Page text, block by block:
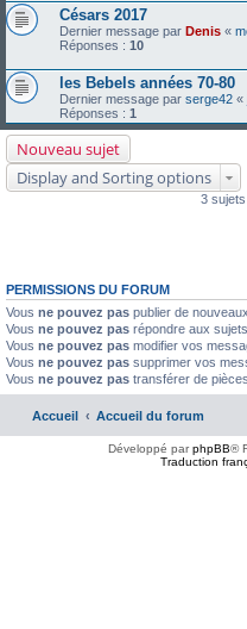
Césars 2017
Dernier message par Denis «
Réponses : 10
les Bebels années 70-80
Dernier message par serge42 «
Réponses : 1
Nouveau sujet
Display and Sorting options
3 sujets
PERMISSIONS DU FORUM
Vous ne pouvez pas publier de
Vous ne pouvez pas répondre aux
Vous ne pouvez pas modifier vos
Vous ne pouvez pas supprimer vos
Vous ne pouvez pas transférer de
Accueil Accueil du forum
Développé parphpBB®
Traduction